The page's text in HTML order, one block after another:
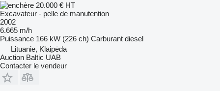
20.000 € HT
Excavateur - pelle de manutention
2002
6.665 m/h
Puissance 166 kW (226 ch) Carburant diesel
Lituanie, Klaipėda
Auction Baltic UAB
Contacter le vendeur